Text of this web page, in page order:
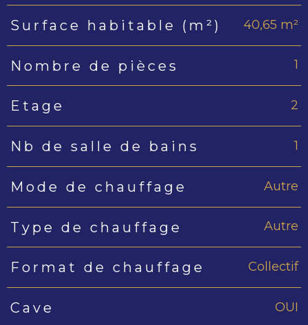
Surface habitable (m²) 40,65 m²
Nombre de pièces 1
Etage 2
Nb de salle de bains 1
Mode de chauffage Autre
Type de chauffage Autre
Format de chauffage Collectif
Cave OUI